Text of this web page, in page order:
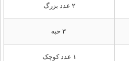
۲ عدد بزرگ
۱ عدد کوچک